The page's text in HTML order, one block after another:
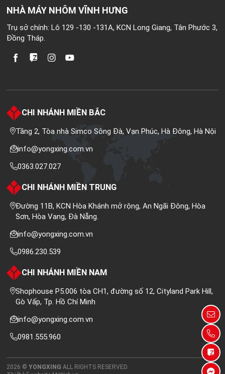
NHÀ MÁY NHÔM VĨNH HƯNG
Trụ sở chính: Lô 129 -130 -131A, KCN Long Giang, Tân Phước 3,
Đồng Tháp.
CHI NHÁNH MIỀN BẮC
Tầng 2, Tòa nhà Simco Sông Đà, Vạn Phúc, Hà Đông, Hà Nội
info@yongxing.com.vn
0363.027.027
CHI NHÁNH MIỀN TRUNG
Đường 11B, KCN Hòa Khánh mở rộng, An Ngãi Đông, Hòa
Sơn, Hòa Vang, Đà Nẵng.
info@yongxing.com.vn
0986.230.539
CHI NHÁNH MIỀN NAM
Shophouse P5.006 tòa CH1, đường số 12, Cityland Park Hill,
Gò Vấp, Tp. Hồ Chí Minh
info@yongxing.com.vn
0981.555.960
2026 ©YONGXING ALL RIGHTS RESERVED.